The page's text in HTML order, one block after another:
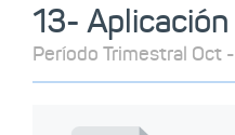
13-
Período Trimestral Oct